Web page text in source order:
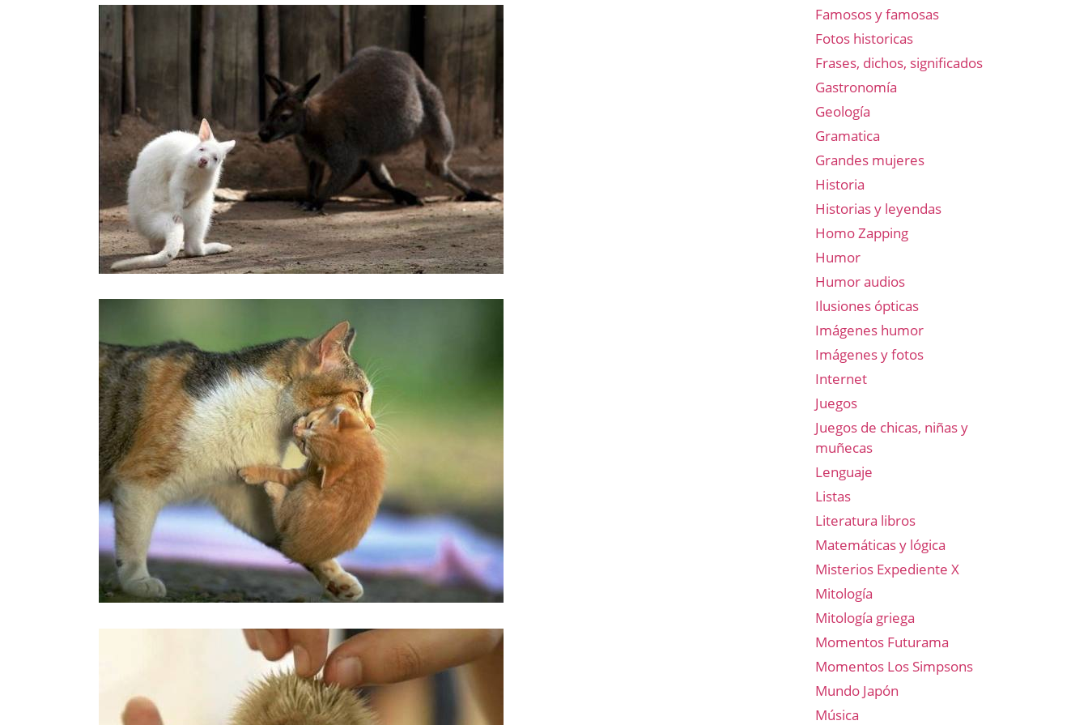
Famosos y famosas
Fotos historicas
Frases, dichos, significados
Gastronomía
Geología
Gramatica
Grandes mujeres
Historia
Historias y leyendas
Homo Zapping
Humor
Humor audios
Ilusiones ópticas
Imágenes humor
Imágenes y fotos
Internet
Juegos
Juegos de chicas, niñas y
muñecas
Lenguaje
Listas
Literatura libros
Matemáticas y lógica
Misterios Expediente X
Mitología
Mitología griega
Momentos Futurama
Momentos Los Simpsons
Mundo Japón
Música